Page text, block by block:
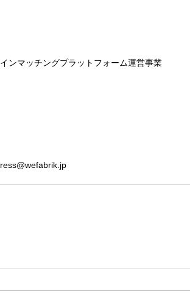
ンマッチングプラットフォーム運営事業